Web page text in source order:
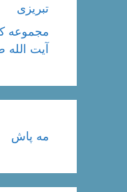
تبریزی
مجموعه
آیت الله
مه پاش